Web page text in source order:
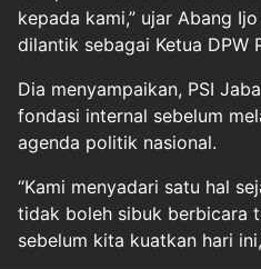
kepada kami,” ujar Abang
dilantik sebagai Ketua DPW
Dia menyampaikan, PSI
fondasi internal sebelum
agenda politik nasional.
“Kami menyadari satu hal
tidak boleh sibuk berbicara
sebelum kita kuatkan hari